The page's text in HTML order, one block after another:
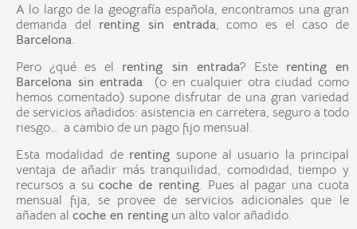
A lo largo de la geografía española, encontramos una gran
demanda del renting sin entrada, como es el caso de
Barcelona.
Pero ¿qué es el renting sin entrada? Este renting en
Barcelona sin entrada(o en cualquier otra ciudad como
hemos comentado) supone disfrutar de una gran variedad
de servicios añadidos: asistencia en carretera, seguro a todo
riesgo… a cambio de un pago fijo mensual.
Esta modalidad de renting supone al usuario la principal
ventaja de añadir más tranquilidad, comodidad, tiempo y
recursos a sucoche de renting. Pues al pagar una cuota
mensual fija, se provee de servicios adicionales que le
añaden al coche en renting un alto valor añadido.